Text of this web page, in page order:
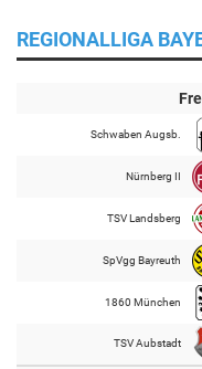
REGIONALLIGA
Schwaben Augsb.
Nürnberg II
TSV Landsberg
SpVgg Bayreuth
1860 München
TSV Aubstadt